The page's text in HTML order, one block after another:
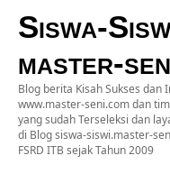
Siswa-
master-
Blog berita Kisah Sukses dan
www.master-seni.com dan
yang sudah Terseleksi dan
di Blog siswa-siswi.master-
FSRD ITB sejak Tahun 2009